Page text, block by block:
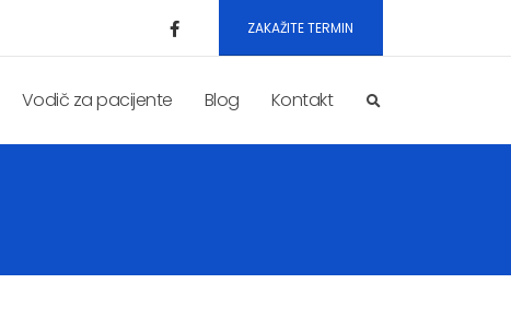
ZAKAŽITE TERMIN
Vodič za pacijente Blog Kontakt